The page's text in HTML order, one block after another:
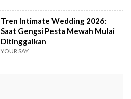
Tren Intimate Wedding 2026:
Saat Gengsi Pesta Mewah Mulai
Ditinggalkan
YOUR SAY